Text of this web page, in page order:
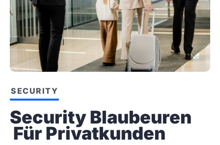
SECURITY
Security Blaubeuren
Für Privatkunden